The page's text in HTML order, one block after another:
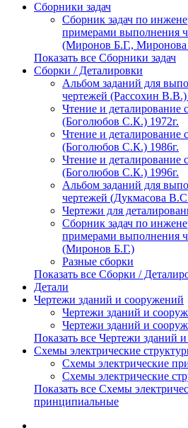
Сборники задач
Сборник задач по
примерами выполнения
(Миронов Б.Г.,
Показать все Сборники задач
Сборки / Деталировки
Альбом заданий для
чертежей (Рассохин В.В.)
Чтение и деталирование
(Боголюбов С.К.) 1972г.
Чтение и деталирование
(Боголюбов С.К.) 1986г.
Чтение и деталирование
(Боголюбов С.К.) 1996г.
Альбом заданий для
чертежей (Дукмасова
Чертежи для
Сборник задач по
примерами выполнения
(Миронов Б.Г.)
Разные сборки
Показать все Сборки /
Детали
Чертежи зданий и сооружений
Чертежи зданий и
Чертежи зданий и
Показать все Чертежи зданий
Схемы электрические
Схемы электрические
Схемы электрические
Показать все Схемы
принципиальные